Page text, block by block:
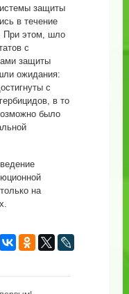
защиты
в течение
При этом, шло
с
защиты
ожидания:
с
в то
было
на